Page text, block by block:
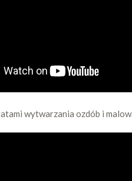
wytwarzania ozdób i